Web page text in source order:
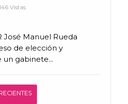
Vistas
José Manuel Rueda
de elección y
gabinete...